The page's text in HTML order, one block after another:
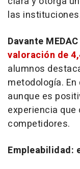
las
​Davante
valoración de
alumnos
metodología.
aunque es
experiencia
competidores.
Empleabilidad: